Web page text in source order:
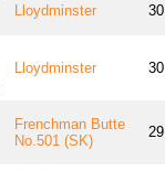
Lloydminster
Lloydminster
Frenchman Butte
No.501 (SK)